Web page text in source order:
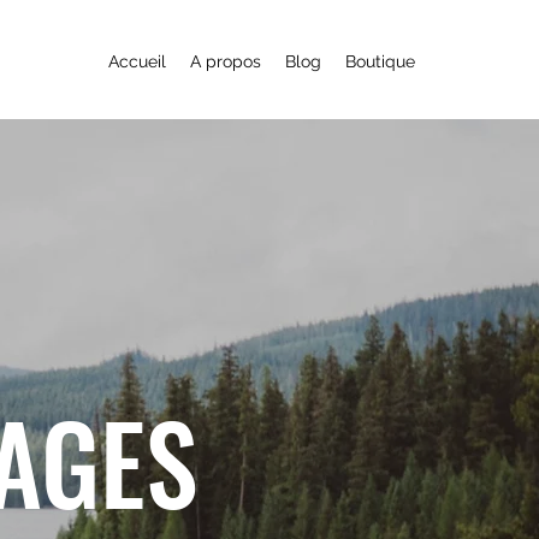
Accueil A propos Blog Boutique